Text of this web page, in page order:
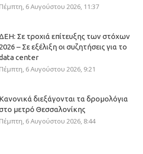
Πέμπτη, 6 Αυγούστου 2026, 11:37
Σε τροχιά επίτευξης των στόχων
2026 – Σε εξέλιξη οι συζητήσεις για το
center
Πέμπτη, 6 Αυγούστου 2026, 9:21
Κανονικά διεξάγονται τα δρομολόγια
μετρό Θεσσαλονίκης
Πέμπτη, 6 Αυγούστου 2026, 8:44